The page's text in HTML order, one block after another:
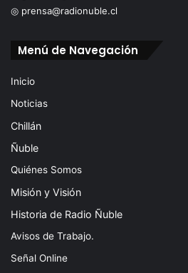
◎ prensa@radionuble.cl
Menú de Navegación
Inicio
Noticias
Chillán
Ñuble
Quiénes Somos
Misión y Visión
Historia de Radio Ñuble
Avisos de Trabajo.
Señal Online